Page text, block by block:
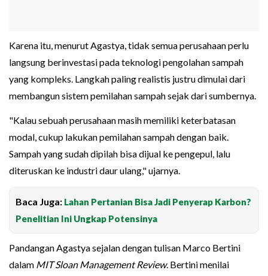
Karena itu, menurut Agastya, tidak semua perusahaan perlu
langsung berinvestasi pada teknologi pengolahan sampah
yang kompleks. Langkah paling realistis justru dimulai dari
membangun sistem pemilahan sampah sejak dari sumbernya.
"Kalau sebuah perusahaan masih memiliki keterbatasan
modal, cukup lakukan pemilahan sampah dengan baik.
Sampah yang sudah dipilah bisa dijual ke pengepul, lalu
diteruskan ke industri daur ulang," ujarnya.
Baca Juga: Lahan Pertanian Bisa Jadi Penyerap Karbon?
Penelitian Ini Ungkap Potensinya
Pandangan Agastya sejalan dengan tulisan Marco Bertini
dalam MIT Sloan Management Review. Bertini menilai